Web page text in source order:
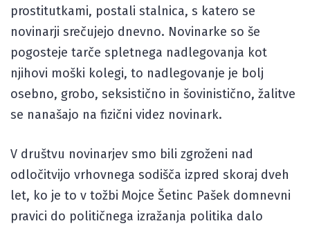
prostitutkami, postali stalnica, s katero se
novinarji srečujejo dnevno. Novinarke so še
pogosteje tarče spletnega nadlegovanja kot
njihovi moški kolegi, to nadlegovanje je bolj
osebno, grobo, seksistično in šovinistično, žalitve
se nanašajo na fizični videz novinark.
V društvu novinarjev smo bili zgroženi nad
odločitvijo vrhovnega sodišča izpred skoraj dveh
let, ko je to v tožbi Mojce Šetinc Pašek domnevni
pravici do političnega izražanja politika dalo